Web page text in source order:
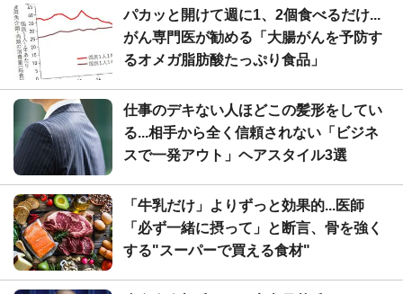
パカッと開けて週に1、2個食べるだけ...
がん専門医が勧める「大腸がんを予防す
るオメガ脂肪酸たっぷり食品」
仕事のデキない人ほどこの髪形をしてい
る...相手から全く信頼されない「ビジネ
スで一発アウト」ヘアスタイル3選
「牛乳だけ」よりずっと効果的...医師
「必ず一緒に摂って」と断言、骨を強く
する"スーパーで買える食材"